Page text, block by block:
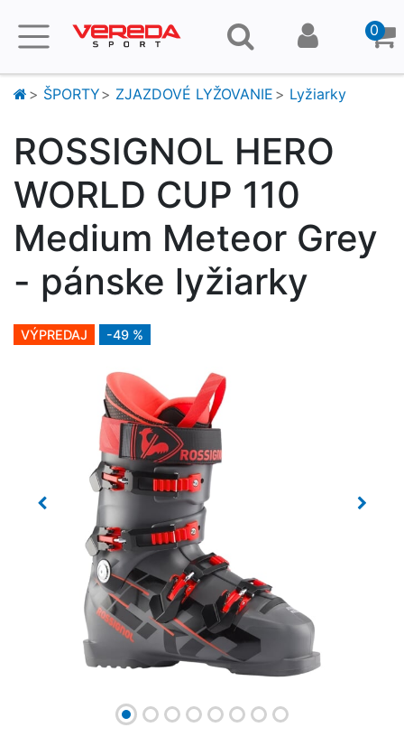
0
ŠPORTY ZJAZDOVÉ LYŽOVANIE Lyžiarky
ROSSIGNOL HERO
WORLD CUP 110
Medium Meteor Grey
- pánske lyžiarky
VÝPREDAJ -49 %
Previous Next